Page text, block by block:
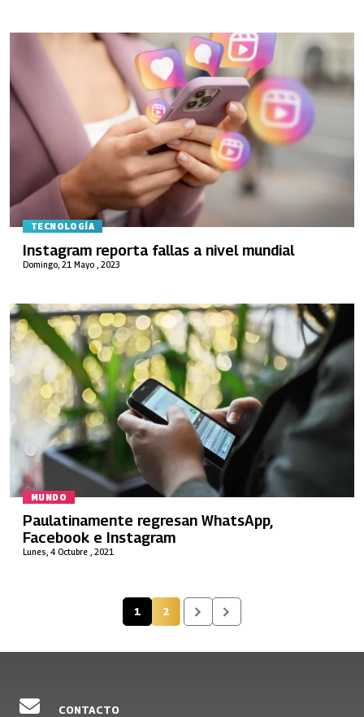
TECNOLOGÍA
Domingo, 21 Mayo , 2023
Instagram reporta fallas a nivel mundial
MUNDO
Lunes, 4 Octubre , 2021
Paulatinamente regresan WhatsApp,
Facebook e Instagram
Página actual
1 Página
2
CONTACTO